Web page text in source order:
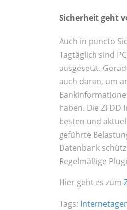
Sicherheit geht
Auch in puncto
Tagtäglich sind
ausgesetzt.
auch daran, um
haben. Die
besten und
geführte
Datenbank
Regelmäßige
Hier geht es zum
Tags: